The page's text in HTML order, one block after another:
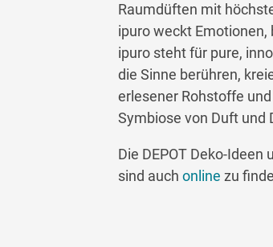
Raumdüften mit
ipuro weckt
ipuro steht für pure,
die Sinne berühren,
erlesener Rohstoffe
Symbiose von Duft und
Die DEPOT Deko-
sind auch online zu